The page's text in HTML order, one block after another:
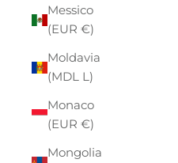
Messico
(EUR €)
Moldavia
(MDL L)
Monaco
(EUR €)
Mongolia